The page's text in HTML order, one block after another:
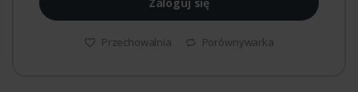
Przechowalnia Porównywarka